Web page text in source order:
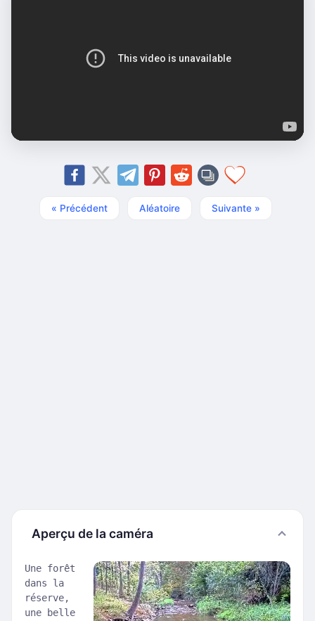
« Précédent Aléatoire Suivante »
Aperçu de la caméra
Une forêt
dans la
réserve,
une belle